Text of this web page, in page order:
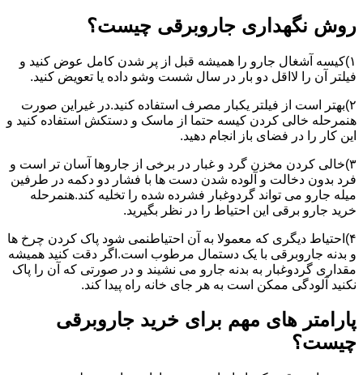
روش نگهداری جاروبرقی چیست؟
۱)کیسه آشغال جارو را همیشه قبل از پر شدن کامل عوض کنید و
فیلتر آن را لااقل دو بار در سال شست وشو داده یا تعویض کنید.
۲)بهتر است از فیلتر یکبار مصرف استفاده کنید.در غیراین صورت
هنمرحله خالی کردن کیسه حتما از ماسک و دستکش استفاده کنید و
این کار را در فضای باز انجام دهید.
۳)خالی کردن مخزن گرد و غبار در برخی از جاروها آسان تر است و
فرد بدون دخالت و آلوده شدن دست ها با فشار دو دکمه در طرفین
میله جارو می تواند گردوغبار فشرده شده را تخلیه کند.هنمرحله
خرید جارو برقی این احتیاط را در نظر بگیرید.
۴)احتیاط دیگری که معمولا به آن احتیاطنمی شود پاک کردن چرخ ها
و بدنه جاروبرقی با یک دستمال مرطوب است.اگر دقت کنید همیشه
مقداری گردوغبار به بدنه جارو می نشیند و در صورتی که آن را پاک
نکنید آلودگی ممکن است به هر جای خانه راه پیدا کند.
پارامتر های مهم برای خرید جاروبرقی
چیست؟